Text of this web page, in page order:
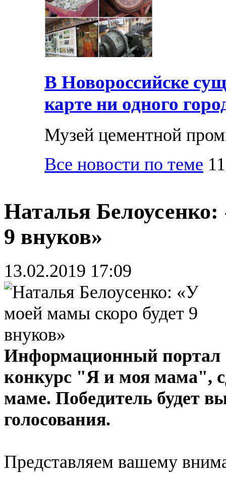
В Новороссийске
карте ни одного
Музей цементной
Все новости по теме
Наталья
9 внуков»
13.02.2019 17:09
Информационный портал
конкурс "Я и моя мама",
маме. Победитель будет
голосования.
Представляем вашему